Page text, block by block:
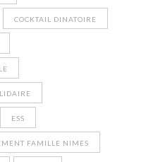
COCKTAIL DINATOIRE
ESS
FAMILLE NIMES